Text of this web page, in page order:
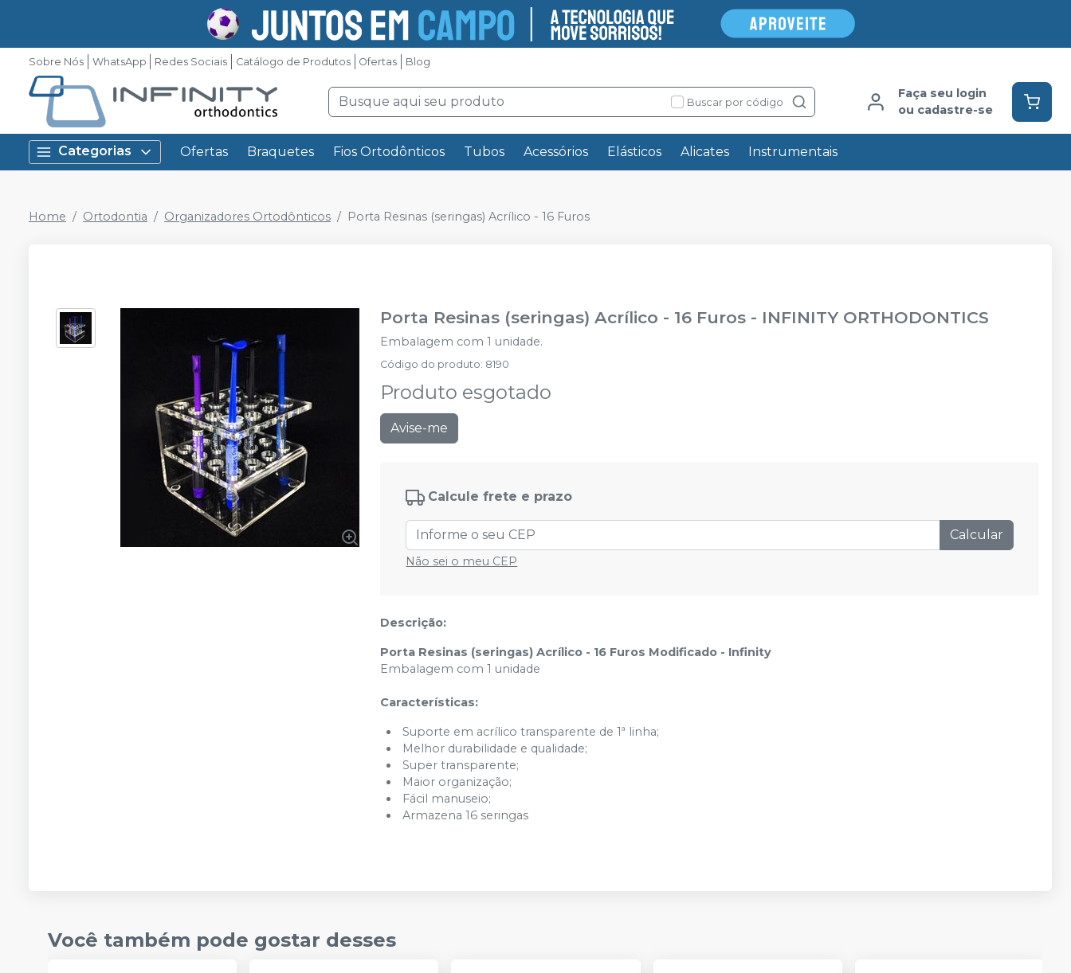
Sobre Nós WhatsApp Redes Sociais Catálogo de Produtos Ofertas Blog
Buscar por código
Faça seu login
ou cadastre-se
Categorias Ofertas Braquetes Fios Ortodônticos Tubos Acessórios Elásticos Alicates Instrumentais
Home Ortodontia Organizadores Ortodônticos Porta Resinas (seringas) Acrílico - 16 Furos
Porta Resinas (seringas) Acrílico - 16 Furos - INFINITY ORTHODONTICS
Embalagem com 1 unidade.
Código do produto: 8190
Produto esgotado
Avise-me
Calcule frete e prazo
Calcular
Não sei o meu CEP
Descrição:
Porta Resinas (seringas) Acrílico - 16 Furos Modificado - Infinity
Embalagem com 1 unidade
Características:
Suporte em acrílico transparente de 1ª linha;
Melhor durabilidade e qualidade;
Super transparente;
Maior organização;
Fácil manuseio;
Armazena 16 seringas
Você também pode gostar desses